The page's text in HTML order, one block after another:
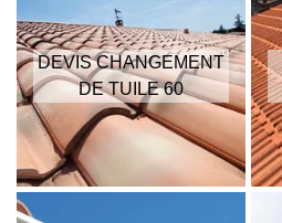
DEVIS CHANGEMENT
DE TUILE 60